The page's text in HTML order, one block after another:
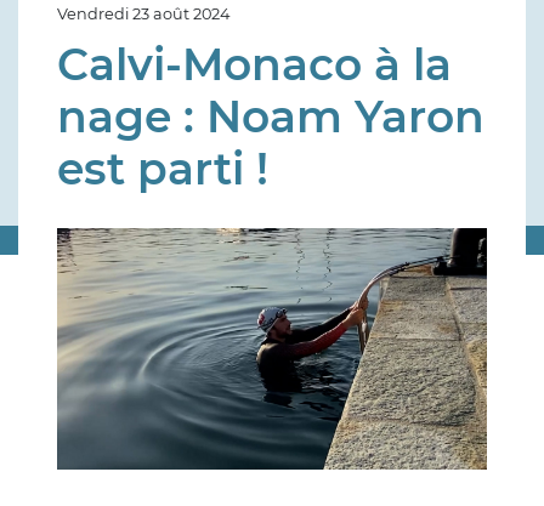
Vendredi 23 août 2024
Calvi-Monaco à la
nage : Noam Yaron
est parti !
Image